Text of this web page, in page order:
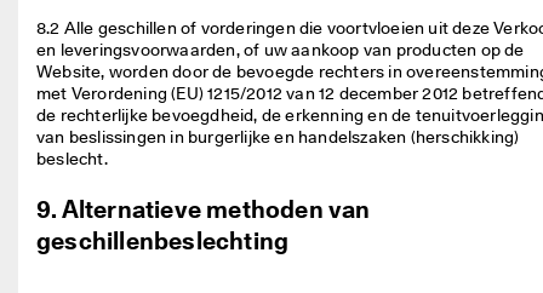
8.2 Alle geschillen of vorderingen die voortvloeien uit deze
en leveringsvoorwaarden, of uw aankoop van producten op de
Website, worden door de bevoegde rechters in
met Verordening (EU) 1215/2012 van 12 december 2012
de rechterlijke bevoegdheid, de erkenning en de
van beslissingen in burgerlijke en handelszaken (herschikking)
beslecht.
9. Alternatieve methoden van
geschillenbeslechting